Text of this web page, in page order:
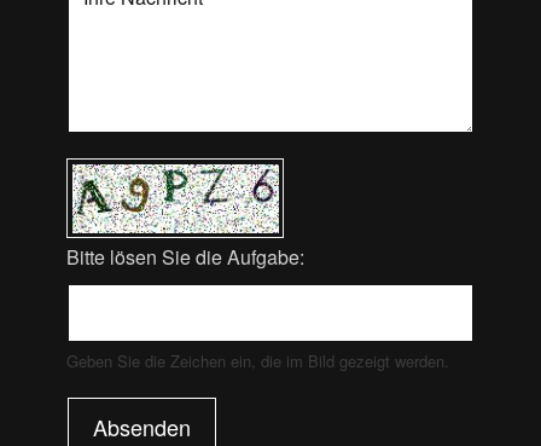
Bitte lösen Sie die Aufgabe:
Geben Sie die Zeichen ein, die im Bild gezeigt werden.
Absenden